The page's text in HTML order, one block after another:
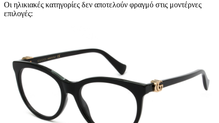
Οι ηλικιακές κατηγορίες δεν αποτελούν φραγμό στις μοντέρνες
επιλογές: